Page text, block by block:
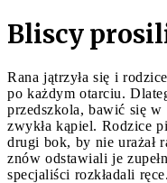
Bliscy
Rana jątrzyła się i
po każdym otarciu.
przedszkola, bawić się w
zwykła kąpiel. Rodzice
drugi bok, by nie urażał
znów odstawiali je
specjaliści rozkładali ręce.